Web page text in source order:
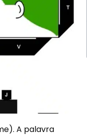
A palavra